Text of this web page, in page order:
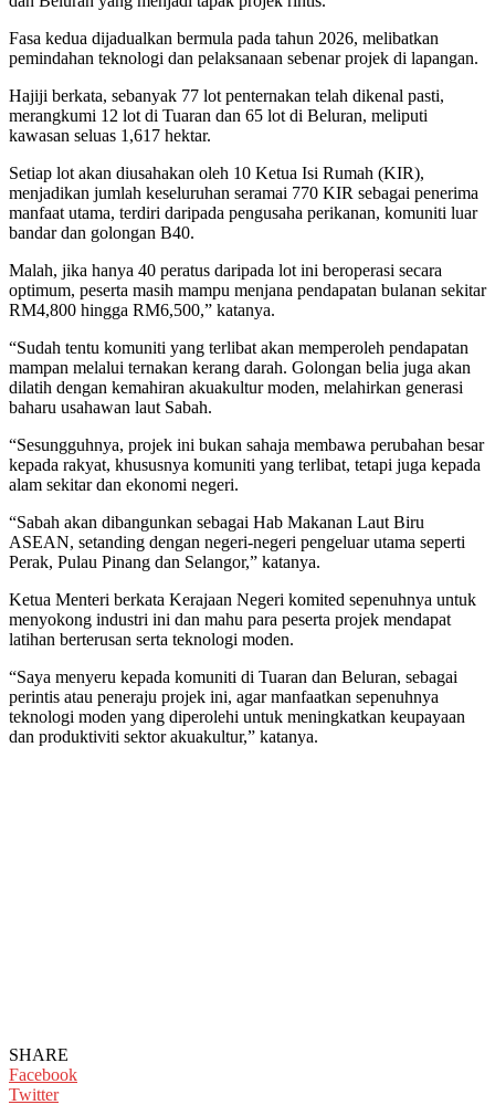
Fasa kedua dijadualkan bermula pada tahun 2026, melibatkan
pemindahan teknologi dan pelaksanaan sebenar projek di lapangan.
Hajiji berkata, sebanyak 77 lot penternakan telah dikenal pasti,
merangkumi 12 lot di Tuaran dan 65 lot di Beluran, meliputi
kawasan seluas 1,617 hektar.
Setiap lot akan diusahakan oleh 10 Ketua Isi Rumah (KIR),
menjadikan jumlah keseluruhan seramai 770 KIR sebagai penerima
manfaat utama, terdiri daripada pengusaha perikanan, komuniti luar
bandar dan golongan B40.
Malah, jika hanya 40 peratus daripada lot ini beroperasi secara
optimum, peserta masih mampu menjana pendapatan bulanan sekitar
RM4,800 hingga RM6,500,” katanya.
“Sudah tentu komuniti yang terlibat akan memperoleh pendapatan
mampan melalui ternakan kerang darah. Golongan belia juga akan
dilatih dengan kemahiran akuakultur moden, melahirkan generasi
baharu usahawan laut Sabah.
“Sesungguhnya, projek ini bukan sahaja membawa perubahan besar
kepada rakyat, khususnya komuniti yang terlibat, tetapi juga kepada
alam sekitar dan ekonomi negeri.
“Sabah akan dibangunkan sebagai Hab Makanan Laut Biru
ASEAN, setanding dengan negeri-negeri pengeluar utama seperti
Perak, Pulau Pinang dan Selangor,” katanya.
Ketua Menteri berkata Kerajaan Negeri komited sepenuhnya untuk
menyokong industri ini dan mahu para peserta projek mendapat
latihan berterusan serta teknologi moden.
“Saya menyeru kepada komuniti di Tuaran dan Beluran, sebagai
perintis atau peneraju projek ini, agar manfaatkan sepenuhnya
teknologi moden yang diperolehi untuk meningkatkan keupayaan
dan produktiviti sektor akuakultur,” katanya.
SHARE
Facebook
Twitter